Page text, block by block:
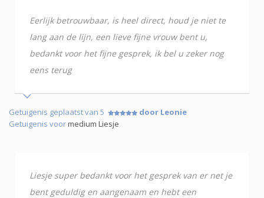
Eerlijk betrouwbaar, is heel direct, houd je niet te
lang aan de lijn, een lieve fijne vrouw bent u,
bedankt voor het fijne gesprek, ik bel u zeker nog
eens terug
Getuigenis geplaatst van 5
door Leonie
Getuigenis voormedium Liesje
Liesje super bedankt voor het gesprek van er net je
bent geduldig en aangenaam en hebt een